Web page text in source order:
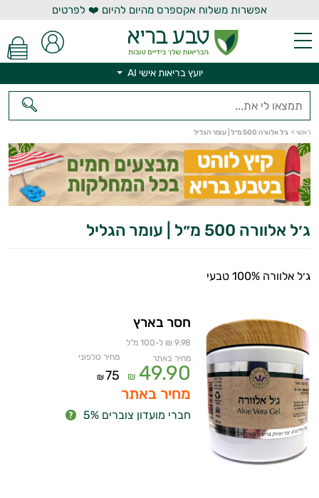
אפשרות משלוח אקספרס מהיום להיום ❤️ לפרטים
יועץ בריאות אישי AI
ראשי > ג׳ל אלוורה 500 מ״ל | עומר הגליל
ג׳ל אלוורה 500 מ״ל | עומר הגליל
ג׳ל אלוורה 100% טבעי
חסר בארץ
9.98 ₪ ל-100 מ"ל
מחיר באתר
49.90
₪
מחיר טלפוני
75
₪
מחיר באתר
חברי מועדון צוברים 5%
יועץ בריאות אישי AI